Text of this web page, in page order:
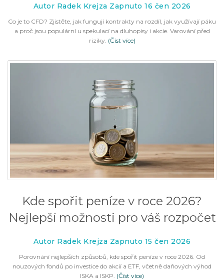
Autor Radek Krejza Zapnuto 16 čen 2026
Co je to CFD? Zjistěte, jak fungují kontrakty na rozdíl, jak využívají páku
a proč jsou populární u spekulací na dluhopisy i akcie. Varování před
riziky. (Číst více)
Kde spořit peníze v roce 2026?
Nejlepší možnosti pro váš rozpočet
Autor Radek Krejza Zapnuto 15 čen 2026
Porovnání nejlepších způsobů, kde spořit peníze v roce 2026. Od
nouzových fondů po investice do akcií a ETF, včetně daňových výhod
ISKA a ISKP. (Číst více)